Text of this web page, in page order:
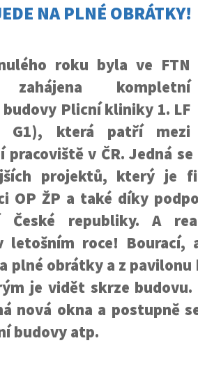
NA PLNÉ OBRÁTKY!
roku byla ve FTN
zahájena kompletní
Plicní kliniky 1. LF
G1), která patří mezi
v ČR. Jedná
projektů, který je
OP ŽP a také díky
České republiky. A
letošním roce! Bourací,
plné obrátky a z
je vidět skrze budovu.
nová okna a postupně
budovy atp.